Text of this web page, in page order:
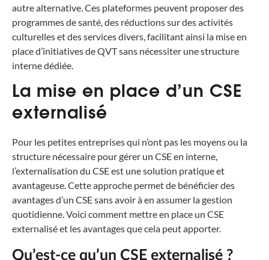
autre alternative. Ces plateformes peuvent proposer des
programmes de santé, des réductions sur des activités
culturelles et des services divers, facilitant ainsi la mise en
place d’initiatives de QVT sans nécessiter une structure
interne dédiée.
La mise en place d’un CSE
externalisé
Pour les petites entreprises qui n’ont pas les moyens ou la
structure nécessaire pour gérer un CSE en interne,
l’externalisation du CSE est une solution pratique et
avantageuse. Cette approche permet de bénéficier des
avantages d’un CSE sans avoir à en assumer la gestion
quotidienne. Voici comment mettre en place un CSE
externalisé et les avantages que cela peut apporter.
Qu’est-ce qu’un CSE externalisé ?